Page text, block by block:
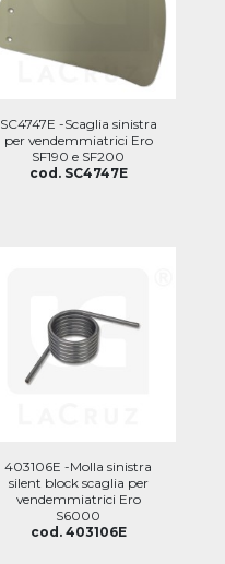
SC4747E -Scaglia sinistra
per vendemmiatrici Ero
SF190 e SF200
cod. SC4747E
403106E -Molla sinistra
silent block scaglia per
vendemmiatrici Ero
S6000
cod. 403106E